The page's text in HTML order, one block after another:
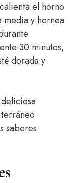
el horno
media y hornea
30 minutos,
dorada y
sabores